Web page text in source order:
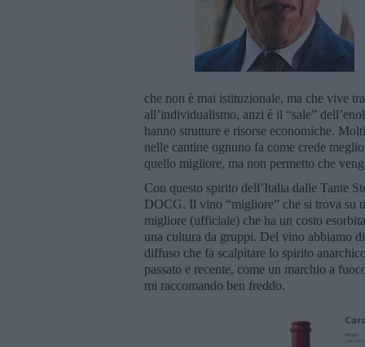
che non è mai istituzionale, ma che vive
all’individualismo, anzi è il “sale”
hanno strutture e risorse economiche.
nelle cantine ognuno fa come crede
quello migliore, ma non permetto che
Con questo spirito dell’Italia dalle Tante
DOCG. Il vino “migliore” che si trova su
migliore (ufficiale) che ha un costo
una cultura da gruppi. Del vino abbiamo
diffuso che fa scalpitare lo spirito
passato e recente, come un marchio a
mi raccomando ben freddo.